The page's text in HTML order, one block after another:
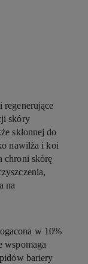
skóry
skłonnej do
nawilża i koi
chroni skórę
na
w 10%
wspomaga
bariery